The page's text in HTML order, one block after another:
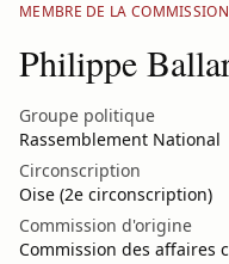
MEMBRE DE LA COMMISSION
Philippe
Groupe politique
Rassemblement National
Circonscription
Oise (2e circonscription)
Commission d'origine
Commission des affaires